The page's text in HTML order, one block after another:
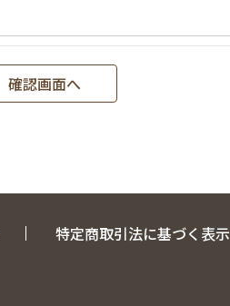
特定商取引法に基づく表示